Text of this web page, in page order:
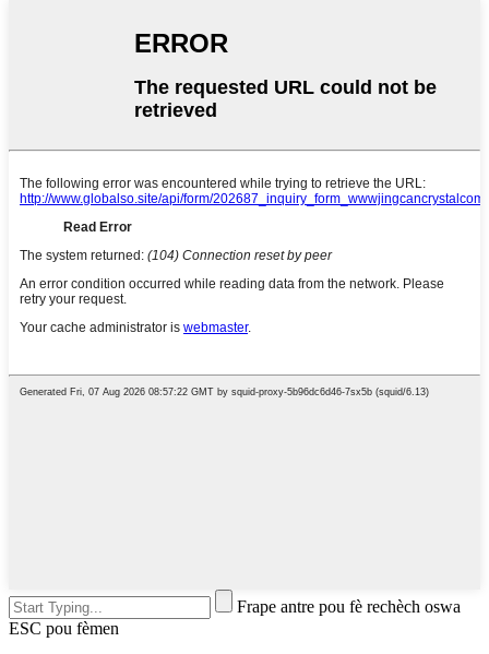
Frape antre pou fè rechèch oswa
ESC pou fèmen